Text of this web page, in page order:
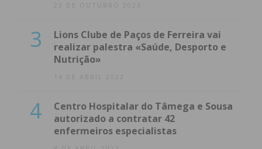
23 DE OUTUBRO 2023
3
Lions Clube de Paços de Ferreira vai
realizar palestra «Saúde, Desporto e
Nutrição»
14 DE ABRIL 2022
4
Centro Hospitalar do Tâmega e Sousa
autorizado a contratar 42
enfermeiros especialistas